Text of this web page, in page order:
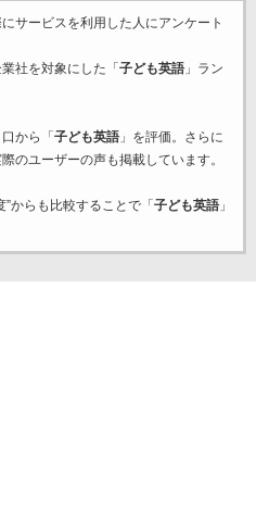
サービスを利用した 人にアンケート
社を対象にした「 子ども英語」ラン
から「 子ども英語」を評価。さらに
のユーザーの声も掲載しています。
からも比較することで「 子ども英語」